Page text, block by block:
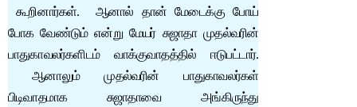
கூறினார்கள். ஆனால் தான் மேடைக்கு போய்
போக வேண்டும் என்று மேயர் சுஜாதா முதல்வரின்
பாதுகாவலர்களிடம் வாக்குவாதத்தில் ஈடுபட்டார்.
ஆனாலும் முதல்வரின் பாதுகாவலர்கள்
பிடிவாதமாக சுஜாதாவை அங்கிருந்து